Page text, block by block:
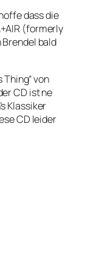
dass die
(formerly
bald
Thing“ von
CD ist ne
Klassiker
CD leider